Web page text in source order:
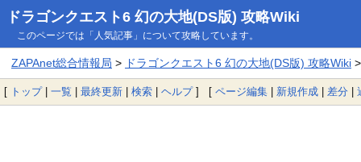
ドラゴンクエスト6 幻の大地(DS版) 攻略Wiki
このページでは「人気記事」について攻略しています。
ZAPAnet総合情報局 > ドラゴンクエスト6 幻の大地(DS版) 攻略Wiki>
[ トップ| 一覧 | 最終更新 | 検索 | ヘルプ] [ ページ編集 | 新規作成 | 差分 |